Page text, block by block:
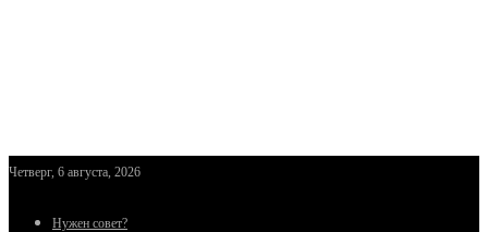
Четверг, 6 августа, 2026
Нужен совет?